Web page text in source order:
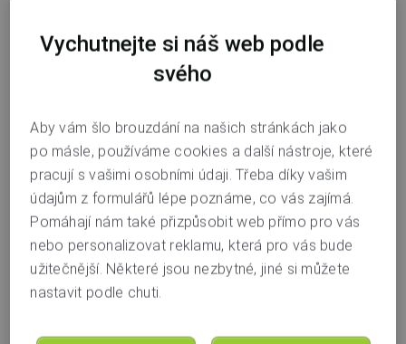
Platby a karty
Vychutnejte si náš web podle
svého
Aby vám šlo brouzdání na našich stránkách jako
po másle, používáme cookies a další nástroje, které
pracují s vašimi osobními údaji. Třeba díky vašim
údajům z formulářů lépe poznáme, co vás zajímá.
Pomáhají nám také přizpůsobit web přímo pro vás
nebo personalizovat reklamu, která pro vás bude
užitečnější. Některé jsou nezbytné, jiné si můžete
nastavit podle chuti.